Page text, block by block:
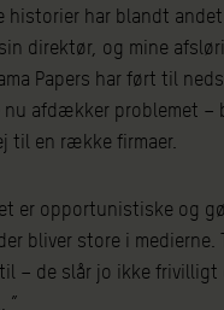
historier har blandt
direktør, og mine
Papers har ført til
nu afdækker problemet –
til en række firmaer.
er opportunistiske og
bliver store i
– de slår jo ikke frivilligt
”